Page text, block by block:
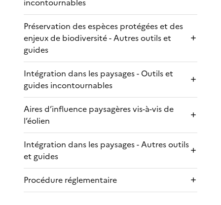
Préservation des espèces protégées et des
enjeux de biodiversité - Autres outils et
guides
Intégration dans les paysages - Outils et
guides incontournables
Aires d’influence paysagères vis-à-vis de
l’éolien
Intégration dans les paysages - Autres outils
et guides
Procédure réglementaire